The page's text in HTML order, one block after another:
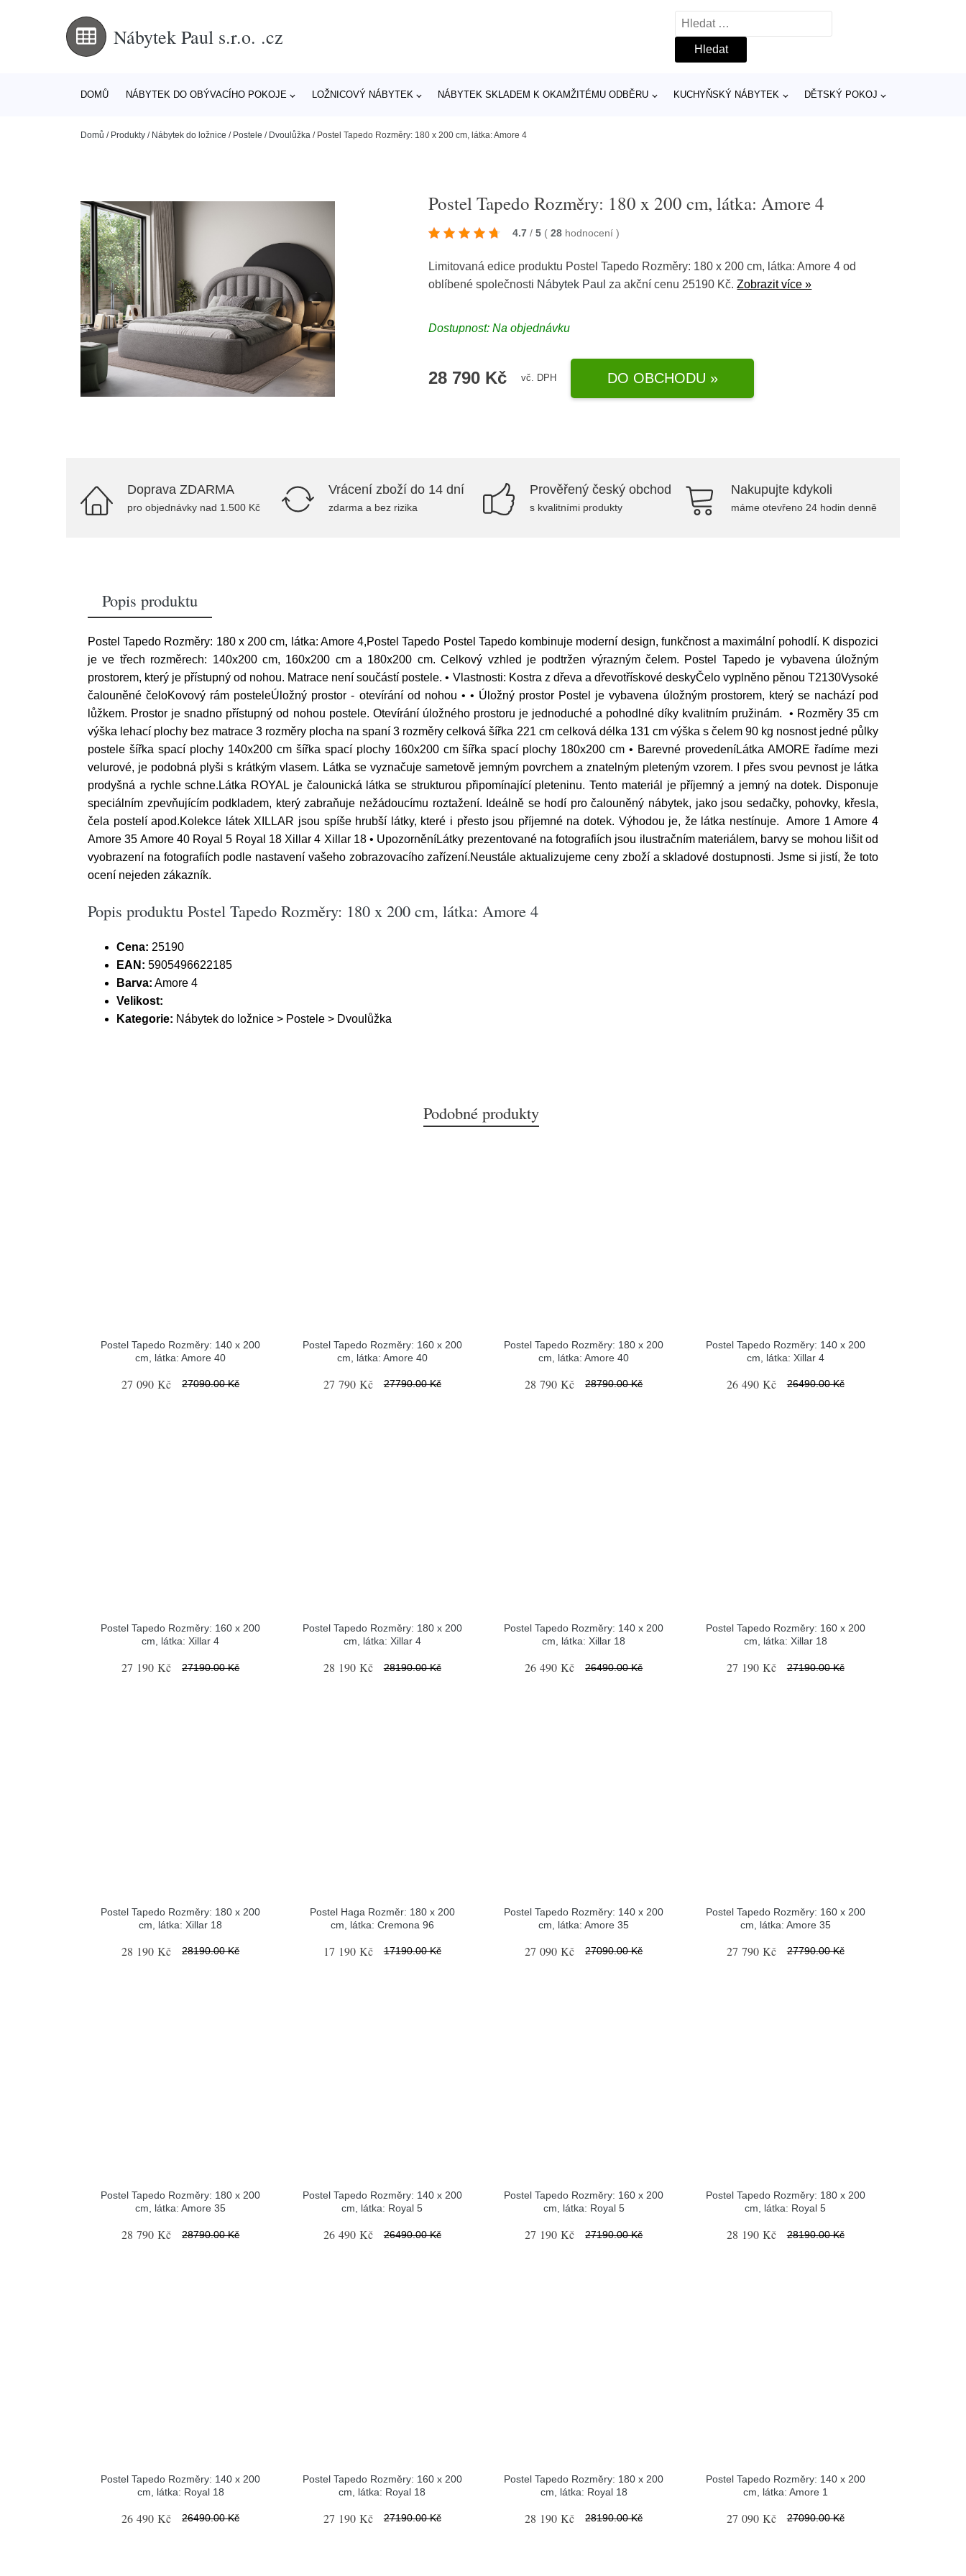
Nábytek Paul s.r.o. .cz
Vyhledávání
DOMŮ NÁBYTEK DO OBÝVACÍHO POKOJE LOŽNICOVÝ NÁBYTEK NÁBYTEK SKLADEM K OKAMŽITÉMU ODBĚRU KUCHYŇSKÝ NÁBYTEK DĚTSKÝ POKOJ
Domů / Produkty / Nábytek do ložnice / Postele / Dvoulůžka / Postel Tapedo Rozměry: 180 x 200 cm, látka: Amore 4
Postel Tapedo Rozměry: 180 x 200 cm, látka: Amore 4
4.7 / 5 ( 28 hodnocení)
Limitovaná edice produktu Postel Tapedo Rozměry: 180 x 200 cm, látka: Amore 4 od
oblíbené společnosti Nábytek Paul za akční cenu 25190 Kč.Zobrazit více »
Dostupnost: Na objednávku
28 790 Kč vč. DPH DO OBCHODU »
Doprava ZDARMA
pro objednávky nad 1.500 Kč
Vrácení zboží do 14 dní
zdarma a bez rizika
Prověřený český obchod
s kvalitními produkty
Nakupujte kdykoli
máme otevřeno 24 hodin denně
Popis produktu
Postel Tapedo Rozměry: 180 x 200 cm, látka: Amore 4,Postel Tapedo Postel Tapedo kombinuje moderní design, funkčnost a maximální pohodlí. K dispozici
je ve třech rozměrech: 140x200 cm, 160x200 cm a 180x200 cm. Celkový vzhled je podtržen výrazným čelem. Postel Tapedo je vybavena úložným
prostorem, který je přístupný od nohou. Matrace není součástí postele. • Vlastnosti: Kostra z dřeva a dřevotřískové deskyČelo vyplněno pěnou T2130Vysoké
čalouněné čeloKovový rám posteleÚložný prostor - otevírání od nohou • • Úložný prostor Postel je vybavena úložným prostorem, který se nachází pod
lůžkem. Prostor je snadno přístupný od nohou postele. Otevírání úložného prostoru je jednoduché a pohodlné díky kvalitním pružinám. • Rozměry 35 cm
výška lehací plochy bez matrace 3 rozměry plocha na spaní 3 rozměry celková šířka 221 cm celková délka 131 cm výška s čelem 90 kg nosnost jedné půlky
postele šířka spací plochy 140x200 cm šířka spací plochy 160x200 cm šířka spací plochy 180x200 cm • Barevné provedeníLátka AMORE řadíme mezi
velurové, je podobná plyši s krátkým vlasem. Látka se vyznačuje sametově jemným povrchem a znatelným pleteným vzorem. I přes svou pevnost je látka
prodyšná a rychle schne.Látka ROYAL je čalounická látka se strukturou připomínající pleteninu. Tento materiál je příjemný a jemný na dotek. Disponuje
speciálním zpevňujícím podkladem, který zabraňuje nežádoucímu roztažení. Ideálně se hodí pro čalouněný nábytek, jako jsou sedačky, pohovky, křesla,
čela postelí apod.Kolekce látek XILLAR jsou spíše hrubší látky, které i přesto jsou příjemné na dotek. Výhodou je, že látka nestínuje. Amore 1 Amore 4
Amore 35 Amore 40 Royal 5 Royal 18 Xillar 4 Xillar 18 • UpozorněníLátky prezentované na fotografiích jsou ilustračním materiálem, barvy se mohou lišit od
vyobrazení na fotografiích podle nastavení vašeho zobrazovacího zařízení.Neustále aktualizujeme ceny zboží a skladové dostupnosti. Jsme si jistí, že toto
ocení nejeden zákazník.
Popis produktu Postel Tapedo Rozměry: 180 x 200 cm, látka: Amore 4
Cena: 25190
EAN: 5905496622185
Barva: Amore 4
Velikost:
Kategorie: Nábytek do ložnice > Postele > Dvoulůžka
Podobné produkty
Postel Tapedo Rozměry: 140 x 200
cm, látka: Amore 40
27 090 Kč 27090.00 Kč
Postel Tapedo Rozměry: 160 x 200
cm, látka: Amore 40
27 790 Kč 27790.00 Kč
Postel Tapedo Rozměry: 180 x 200
cm, látka: Amore 40
28 790 Kč 28790.00 Kč
Postel Tapedo Rozměry: 140 x 200
cm, látka: Xillar 4
26 490 Kč 26490.00 Kč
Postel Tapedo Rozměry: 160 x 200
cm, látka: Xillar 4
27 190 Kč 27190.00 Kč
Postel Tapedo Rozměry: 180 x 200
cm, látka: Xillar 4
28 190 Kč 28190.00 Kč
Postel Tapedo Rozměry: 140 x 200
cm, látka: Xillar 18
26 490 Kč 26490.00 Kč
Postel Tapedo Rozměry: 160 x 200
cm, látka: Xillar 18
27 190 Kč 27190.00 Kč
Postel Tapedo Rozměry: 180 x 200
cm, látka: Xillar 18
28 190 Kč 28190.00 Kč
Postel Haga Rozměr: 180 x 200
cm, látka: Cremona 96
17 190 Kč 17190.00 Kč
Postel Tapedo Rozměry: 140 x 200
cm, látka: Amore 35
27 090 Kč 27090.00 Kč
Postel Tapedo Rozměry: 160 x 200
cm, látka: Amore 35
27 790 Kč 27790.00 Kč
Postel Tapedo Rozměry: 180 x 200
cm, látka: Amore 35
28 790 Kč 28790.00 Kč
Postel Tapedo Rozměry: 140 x 200
cm, látka: Royal 5
26 490 Kč 26490.00 Kč
Postel Tapedo Rozměry: 160 x 200
cm, látka: Royal 5
27 190 Kč 27190.00 Kč
Postel Tapedo Rozměry: 180 x 200
cm, látka: Royal 5
28 190 Kč 28190.00 Kč
Postel Tapedo Rozměry: 140 x 200
cm, látka: Royal 18
26 490 Kč 26490.00 Kč
Postel Tapedo Rozměry: 160 x 200
cm, látka: Royal 18
27 190 Kč 27190.00 Kč
Postel Tapedo Rozměry: 180 x 200
cm, látka: Royal 18
28 190 Kč 28190.00 Kč
Postel Tapedo Rozměry: 140 x 200
cm, látka: Amore 1
27 090 Kč 27090.00 Kč